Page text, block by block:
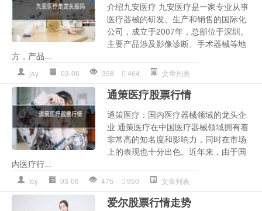
介绍九安医疗 九安医疗是一家专业从事
医疗器械的研发、生产和销售的国际化
公司，成立于2007年，总部位于深圳。
主要产品涉及影像诊断、手术器械等地
方，产品...
jay 03-06 358 464 文章列表
通策医疗股票行情
通策医疗：国内医疗器械领域的龙头企
业 通策医疗在中国医疗器械领域拥有着
非常高的知名度和影响力，同时在市场
上的表现也十分出色。近年来，由于国
内医疗行...
tcy 03-06 475 950 文章列表
爱尔股票行情走势